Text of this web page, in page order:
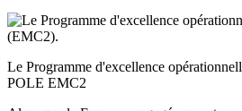
Le Programme d'excellence
POLE EMC2